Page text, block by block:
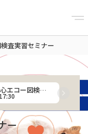
査実習セミナー
＜午後の部＞犬の心エコー図検査実習セミナー
ー